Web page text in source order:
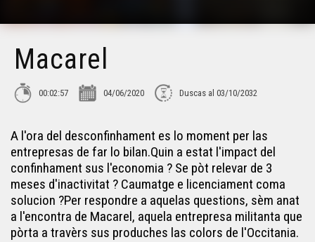
Aspa : lo retorn deus toristas ?
Los panèls bilingües en Garona-Nauta
Ernest Gabard
Quan braman los cèrvis - Reportatge
Macarel
00:02:57 04/06/2020 Duscas al 03/10/2032
A l'ora del desconfinhament es lo moment per las
entrepresas de far lo bilan.Quin a estat l'impact del
confinhament sus l'economia ? Se pòt relevar de 3
meses d'inactivitat ? Caumatge e licenciament coma
solucion ?Per respondre a aquelas questions, sèm anat
a l'encontra de Macarel, aquela entrepresa militanta que
pòrta a travèrs sus produches las colors de l'Occitania.